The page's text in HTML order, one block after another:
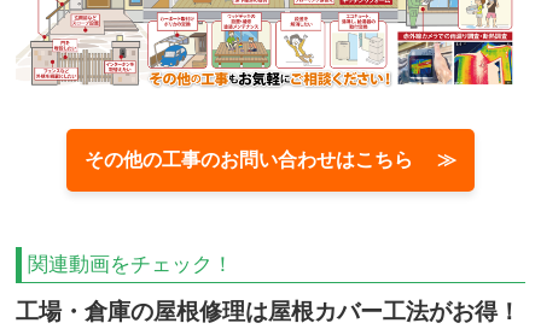
その他の工事のお問い合わせはこちら ≫
関連動画をチェック！
工場・倉庫の屋根修理は屋根カバー工法がお得！